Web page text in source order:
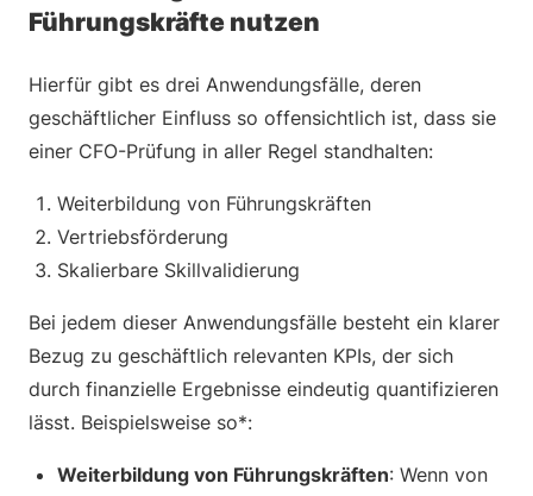
Führungskräfte nutzen
Hierfür gibt es drei Anwendungsfälle, deren
geschäftlicher Einfluss so offensichtlich ist, dass sie
einer CFO-Prüfung in aller Regel standhalten:
Weiterbildung von Führungskräften
Vertriebsförderung
Skalierbare Skillvalidierung
Bei jedem dieser Anwendungsfälle besteht ein klarer
Bezug zu geschäftlich relevanten KPIs, der sich
durch finanzielle Ergebnisse eindeutig quantifizieren
lässt. Beispielsweise so*:
Weiterbildung von Führungskräften: Wenn von